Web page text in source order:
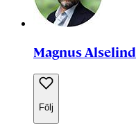
Magnus Alselind
Följ